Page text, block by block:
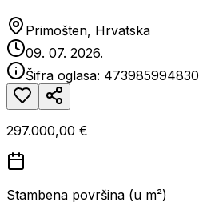
Primošten, Hrvatska
09. 07. 2026.
Šifra oglasa: 473985994830
297.000,00 €
Stambena površina (u m²)